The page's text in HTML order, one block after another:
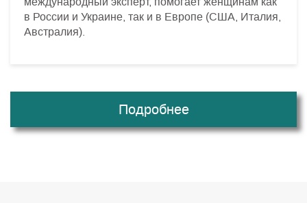
в России и Украине, так и в Европе (США, Италия,
Австралия).
Подробнее